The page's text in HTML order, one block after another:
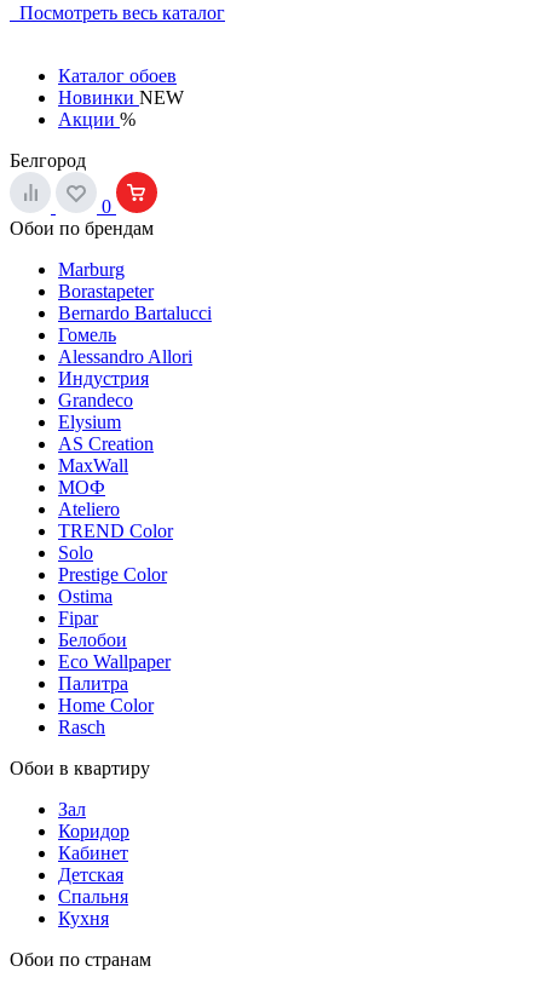
Посмотреть весь каталог
Каталог обоев
Новинки NEW
Акции %
Белгород
0
Обои по брендам
Marburg
Borastapeter
Bernardo Bartalucci
Гомель
Alessandro Allori
Индустрия
Grandeco
Elysium
AS Creation
MaxWall
МОФ
Ateliero
TREND Color
Solo
Prestige Color
Ostima
Fipar
Белобои
Eco Wallpaper
Палитра
Home Color
Rasch
Обои в квартиру
Зал
Коридор
Кабинет
Детская
Спальня
Кухня
Обои по странам